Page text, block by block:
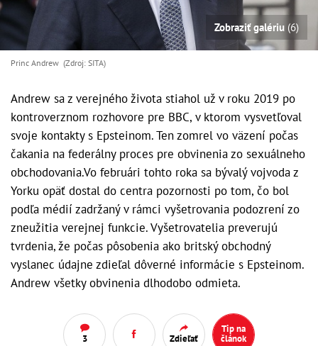
Zobraziť galériu (6)
Princ Andrew (Zdroj: SITA)
Andrew sa z verejného života stiahol už v roku 2019 po
kontroverznom rozhovore pre BBC, v ktorom vysvetľoval
svoje kontakty s Epsteinom. Ten zomrel vo väzení počas
čakania na federálny proces pre obvinenia zo sexuálneho
obchodovania.Vo februári tohto roka sa bývalý vojvoda z
Yorku opäť dostal do centra pozornosti po tom, čo bol
podľa médií zadržaný v rámci vyšetrovania podozrení zo
zneužitia verejnej funkcie. Vyšetrovatelia preverujú
tvrdenia, že počas pôsobenia ako britský obchodný
vyslanec údajne zdieľal dôverné informácie s Epsteinom.
Andrew všetky obvinenia dlhodobo odmieta.
3 Zdieľať
Tip na
článok